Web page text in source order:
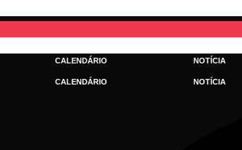
para
o
conteúdo
CALENDÁRIO NOTÍCIA
CALENDÁRIO NOTÍCIA